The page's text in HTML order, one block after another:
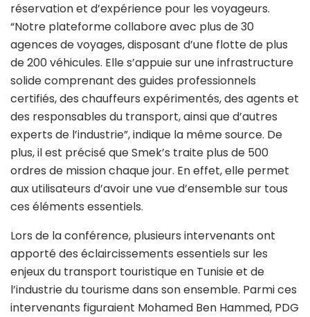
réservation et d’expérience pour les voyageurs.
“Notre plateforme collabore avec plus de 30
agences de voyages, disposant d’une flotte de plus
de 200 véhicules. Elle s’appuie sur une infrastructure
solide comprenant des guides professionnels
certifiés, des chauffeurs expérimentés, des agents et
des responsables du transport, ainsi que d’autres
experts de l’industrie”, indique la même source. De
plus, il est précisé que Smek’s traite plus de 500
ordres de mission chaque jour. En effet, elle permet
aux utilisateurs d’avoir une vue d’ensemble sur tous
ces éléments essentiels.
Lors de la conférence, plusieurs intervenants ont
apporté des éclaircissements essentiels sur les
enjeux du transport touristique en Tunisie et de
l’industrie du tourisme dans son ensemble. Parmi ces
intervenants figuraient Mohamed Ben Hammed, PDG